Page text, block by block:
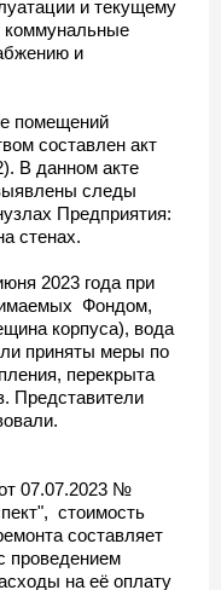
и текущему
коммунальные
и
помещений
составлен акт
В данном акте
следы
Предприятия:
стенах.
2023 года при
Фондом,
корпуса), вода
приняты меры по
перекрыта
Представители
07.07.2023 №
стоимость
составляет
проведением
на её оплату